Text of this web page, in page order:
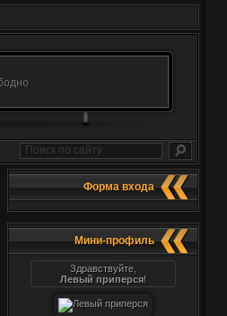
Форма входа
Мини-профиль
Здравствуйте,
Левый приперся!